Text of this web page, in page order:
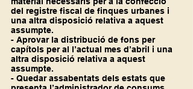
del registre fiscal de finques urbanes i
una altra disposició relativa a aquest
assumpte.
- Aprovar la distribució de fons per
capítols per al l’actual mes d’abril i una
altra disposició relativa a aquest
assumpte.
- Quedar assabentats dels estats que